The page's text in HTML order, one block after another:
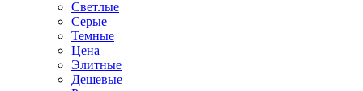
Светлые
Серые
Темные
Цена
Элитные
Дешевые